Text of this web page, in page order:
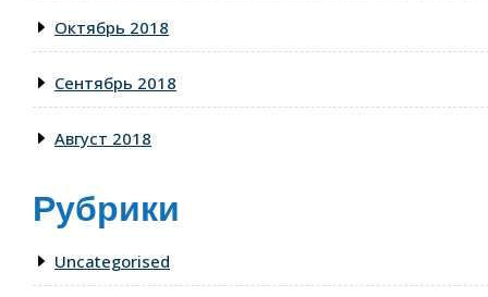
Октябрь 2018
Сентябрь 2018
Август 2018
Рубрики
Uncategorised